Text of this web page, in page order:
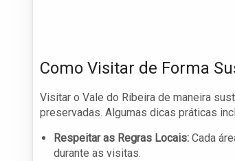
Como Visitar de Forma
Visitar o Vale do Ribeira de maneira
preservadas. Algumas dicas práticas
Respeitar as Regras Locais: Cada
durante as visitas.